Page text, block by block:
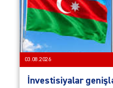
03.08.2026
İnvestisiyalar